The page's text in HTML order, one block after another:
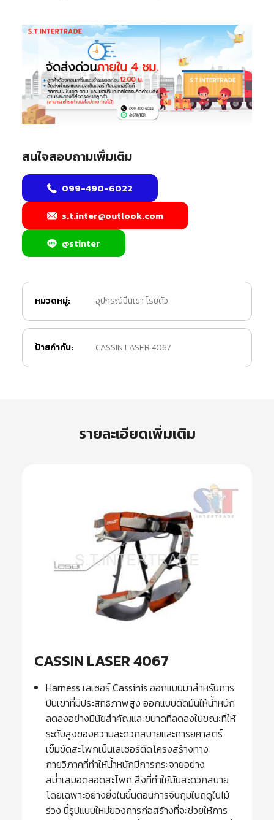
สนใจสอบถามเพิ่มเติม
099-490-6022
s.t.inter@outlook.com
@stinter
หมวดหมู่: อุปกรณ์ปีนเขา โรยตัว
ป้ายกำกับ: CASSIN LASER 4067
รายละเอียดเพิ่มเติม
CASSIN LASER 4067
Harness เลเซอร์ Cassinis ออกแบบมาสำหรับการ
ปีนเขาที่มีประสิทธิภาพสูง ออกแบบตัดมันให้น้ำหนัก
ลดลงอย่างมีนัยสำคัญและขนาดที่ลดลงในขณะที่ให้
ระดับสูงของความสะดวกสบายและการยศาสตร์
เข็มขัดสะโพกเป็นเลเซอร์ตัดโครงสร้างทาง
กายวิภาคที่ทำให้น้ำหนักมีการกระจายอย่าง
สม่ำเสมอตลอดสะโพก สิ่งที่ทำให้มันสะดวกสบาย
โดยเฉพาะอย่างยิ่งในขั้นตอนการจับกุมในฤดูใบไม้
ร่วง นี้รูปแบบใหม่ของการก่อสร้างที่จะช่วยให้การ